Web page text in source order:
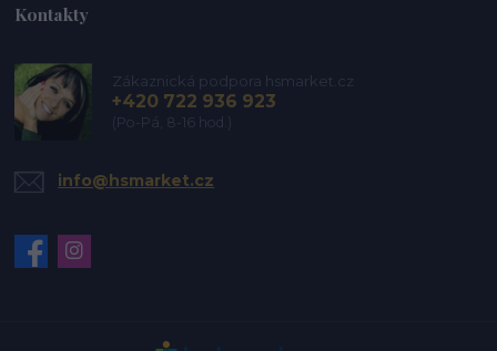
Kontakty
Zákaznická podpora hsmarket.cz
+420 722 936 923
(Po-Pá, 8-16 hod.)
info@hsmarket.cz